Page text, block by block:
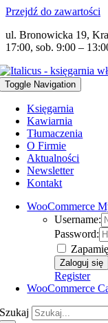
Przejdź do zawartości
ul. Bronowicka 19,
17:00, sob. 9:00 –
Toggle Navigation
Księgarnia
Kawiarnia
Tłumaczenia
O Firmie
Aktualności
Newsletter
Kontakt
WooCommerce
Username:
Password:
Register
WooCommerce
Szukaj